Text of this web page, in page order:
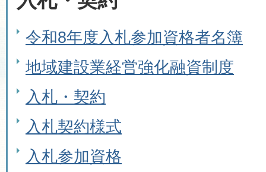
令和8年度入札参加資格者名簿
地域建設業経営強化融資制度
入札・契約
入札契約様式
入札参加資格